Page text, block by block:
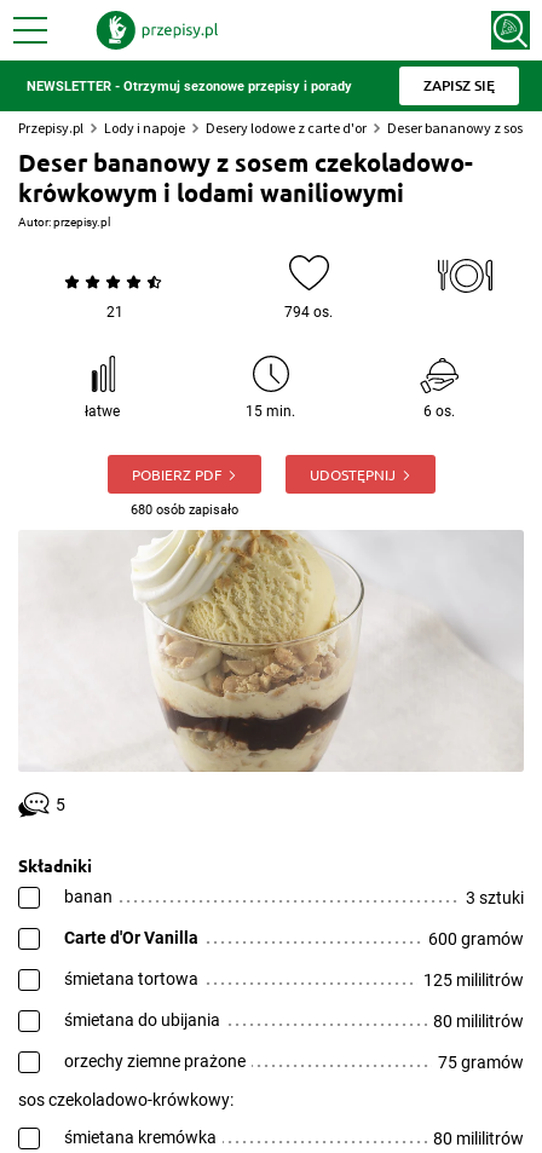
NEWSLETTER - Otrzymuj sezonowe przepisy i porady ZAPISZ SIĘ
Przepisy.pl Lody i napoje Desery lodowe z carte d'or Deser bananowy z
Deser bananowy z sosem czekoladowo-
krówkowym i lodami waniliowymi
Autor:przepisy.pl
21 794 os.
łatwe 15 min. 6 os.
POBIERZ PDF
680 osób zapisało
UDOSTĘPNIJ
5
Składniki
banan 3 sztuki
Carte d'Or Vanilla 600 gramów
śmietana tortowa 125 mililitrów
śmietana do ubijania 80 mililitrów
orzechy ziemne prażone
75 gramów
sos czekoladowo-krówkowy:
śmietana kremówka
80 mililitrów